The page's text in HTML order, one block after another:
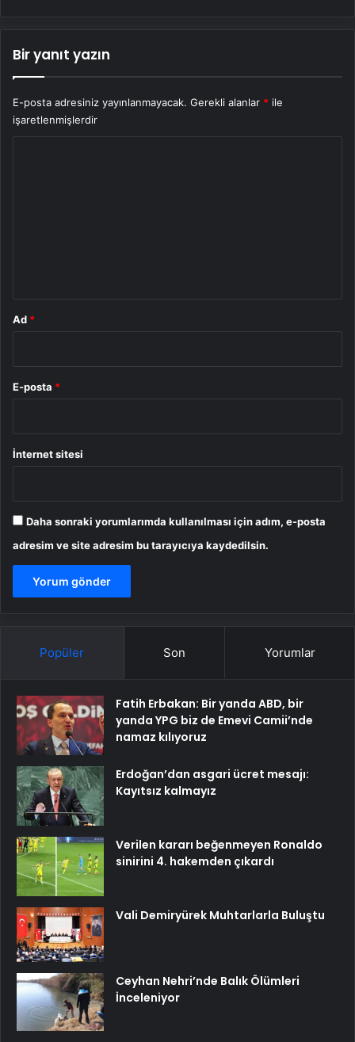
Bir yanıt yazın
E-posta adresiniz yayınlanmayacak. Gerekli alanlar * ile
işaretlenmişlerdir
Ad *
E-posta *
İnternet sitesi
Daha sonraki yorumlarımda kullanılması için adım, e-posta
adresim ve site adresim bu tarayıcıya kaydedilsin.
Popüler Son Yorumlar
Fatih Erbakan: Bir yanda ABD, bir
yanda YPG biz de Emevi Camii’nde
namaz kılıyoruz
Erdoğan’dan asgari ücret mesajı:
Kayıtsız kalmayız
Verilen kararı beğenmeyen Ronaldo
sinirini 4. hakemden çıkardı
Vali Demiryürek Muhtarlarla Buluştu
Ceyhan Nehri’nde Balık Ölümleri
İnceleniyor